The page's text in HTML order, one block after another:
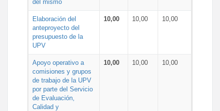
del mismo
Elaboración del
anteproyecto del
presupuesto de la
UPV
10,00 10,00 10,00
Apoyo operativo a
comisiones y grupos
de trabajo de la UPV
por parte del Servicio
de Evaluación,
Calidad y
10,00 10,00 10,00